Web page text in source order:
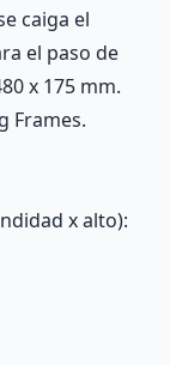
caiga el
el paso de
x 175 mm.
Frames.
x alto):